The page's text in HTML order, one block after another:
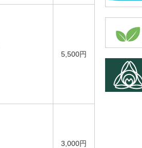
5,500円
3,000円